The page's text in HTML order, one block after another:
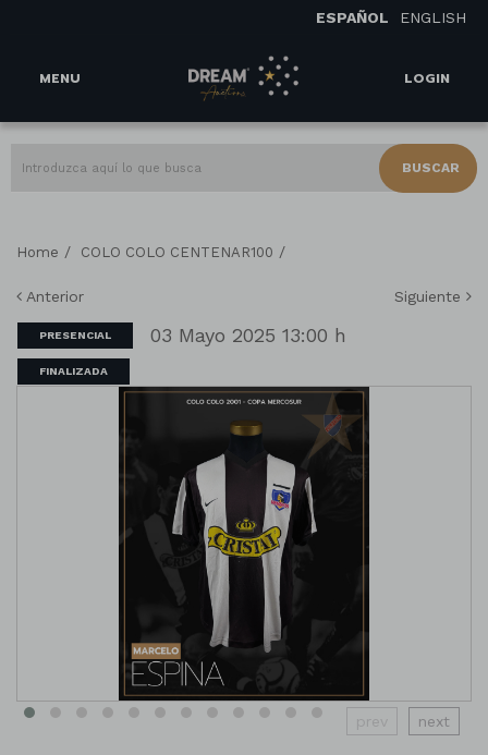
ESPAÑOL ENGLISH
MENU LOGIN
BUSCAR
Home / COLO COLO CENTENAR100 /
Anterior Siguiente
PRESENCIAL 03 Mayo 2025 13:00 h
FINALIZADA
prev next